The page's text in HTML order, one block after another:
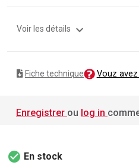
Voir les détails expand_more
Fiche technique Vouz
Enregistrer ou log in
check_circle En stock